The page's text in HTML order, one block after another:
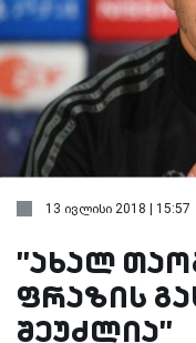
13 ივლისი 2018 | 15:57
''ახალ
ფრაზის
შეუძლია''